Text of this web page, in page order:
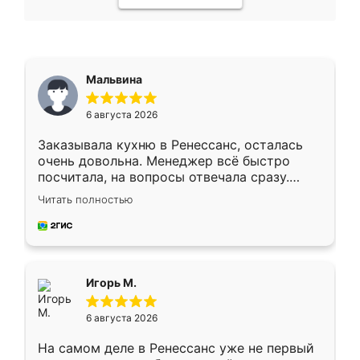
Мальвина
6 августа 2026
Заказывала кухню в Ренессанс, осталась
очень довольна. Менеджер всё быстро
посчитала, на вопросы отвечала сразу.
Замерщик приехал в субботу, подошёл к
делу со всей ответственностью. Собрали
за день, ребята работали аккуратно, даже
Читать полностью
Игорь М.
6 августа 2026
На самом деле в Ренессанс уже не первый